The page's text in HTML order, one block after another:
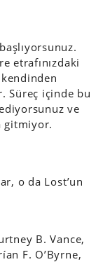
etrafınızdaki
Süreç içinde bu
ve
gitmiyor.
o da Lost’un
B. Vance,
F. O’Byrne,